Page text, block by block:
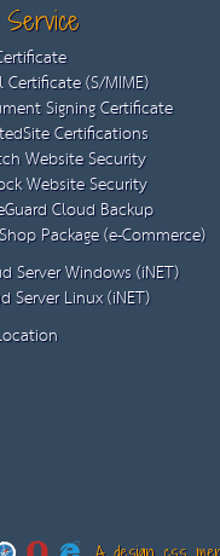
Service
(S/MIME)
Signing Certificate
Certifications
Website Security
Website Security
Cloud Backup
Package (e-Commerce)
Server Windows (iNET)
Server Linux (iNET)
A design css